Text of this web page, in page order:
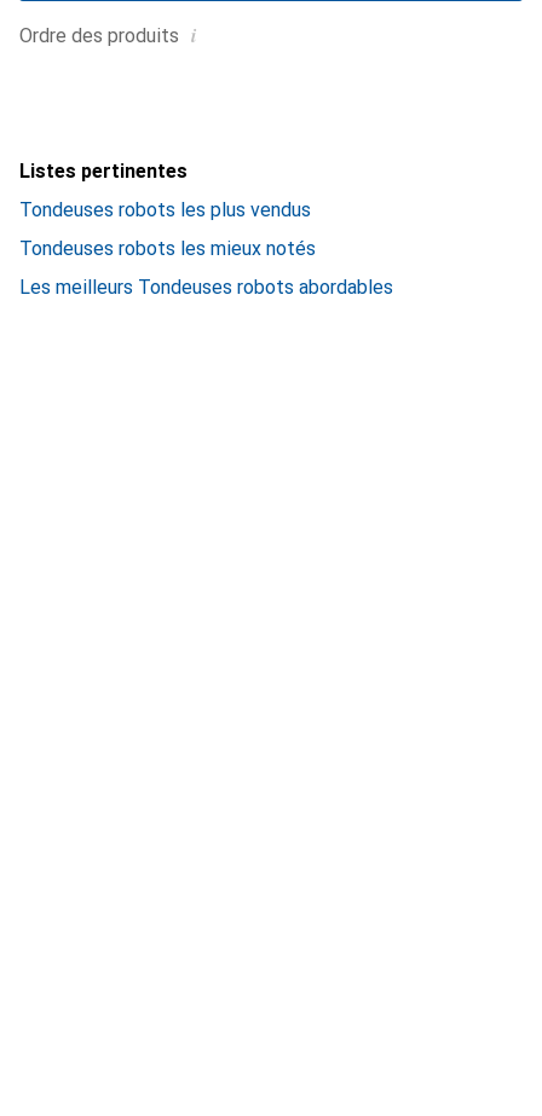
Ordre des produits i
Listes pertinentes
Tondeuses robots les plus vendus
Tondeuses robots les mieux notés
Les meilleurs Tondeuses robots abordables